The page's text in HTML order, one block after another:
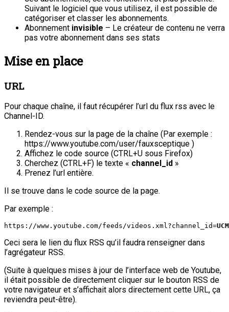
Suivant le logiciel que vous utilisez, il est possible de
catégoriser et classer les abonnements.
Abonnement invisible – Le créateur de contenu ne verra
pas votre abonnement dans ses stats
Mise en place
URL
Pour chaque chaîne, il faut récupérer l’url du flux rss avec le
Channel-ID.
Rendez-vous sur la page de la chaîne (Par exemple :
https://www.youtube.com/user/fauxsceptique )
Affichez le code source (CTRL+U sous Firefox)
Cherchez (CTRL+F) le texte « channel_id »
Prenez l’url entière.
Il se trouve dans le code source de la page.
Par exemple :
https://www.youtube.com/feeds/videos.xml?channel_id=
Ceci sera le lien du flux RSS qu’il faudra renseigner dans
l’agrégateur RSS.
(Suite à quelques mises à jour de l’interface web de Youtube,
il était possible de directement cliquer sur le bouton RSS de
votre navigateur et s’affichait alors directement cette URL, ça
reviendra peut-être).